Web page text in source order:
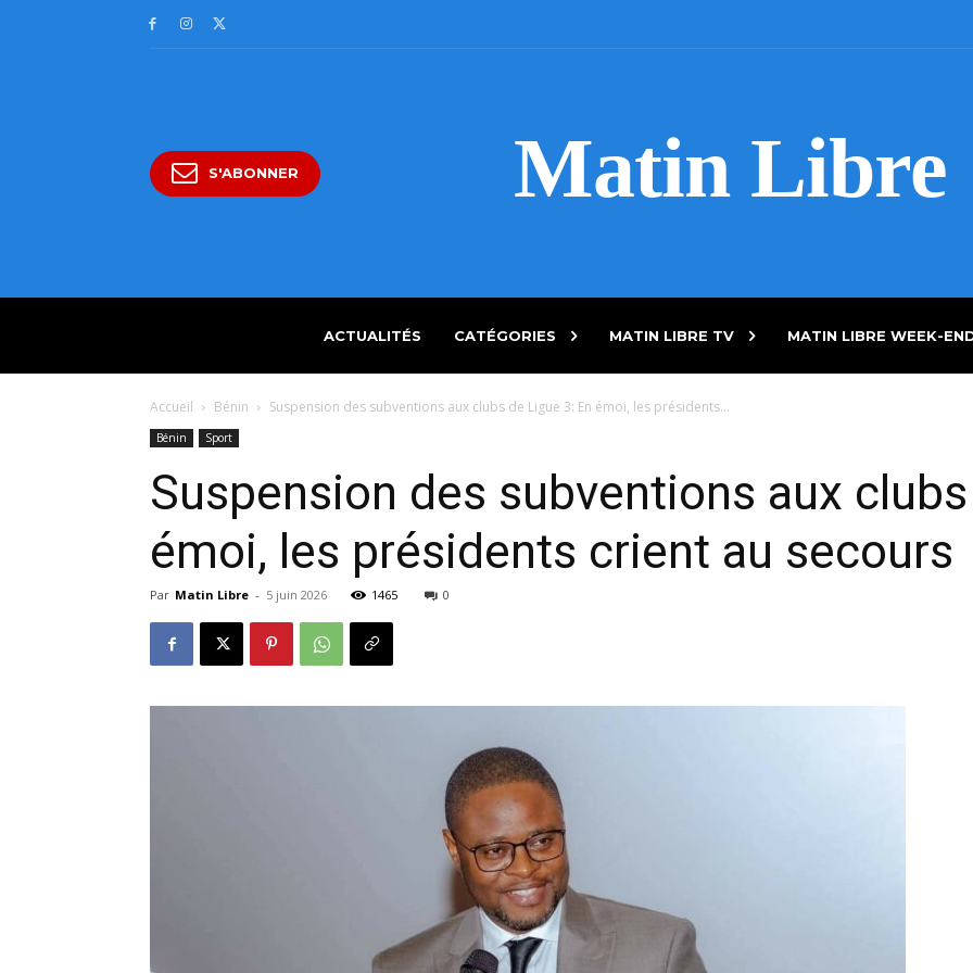
S'ABONNER Matin Libre
ACTUALITÉS CATÉGORIES MATIN LIBRE TV MATIN LIBRE WEEK-
Accueil Bénin Suspension des subventions aux clubs de Ligue 3: En émoi, les présidents...
Bénin Sport
Suspension des subventions aux
émoi, les présidents crient au secours
Par Matin Libre - 5 juin 2026 1465 0